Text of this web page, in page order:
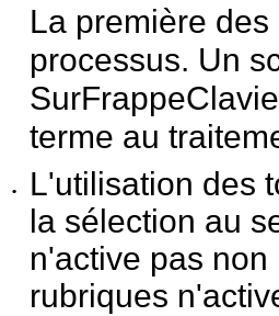
La première
processus. Un
terme au
•
L'utilisation des
la sélection au
n'active pas
rubriques